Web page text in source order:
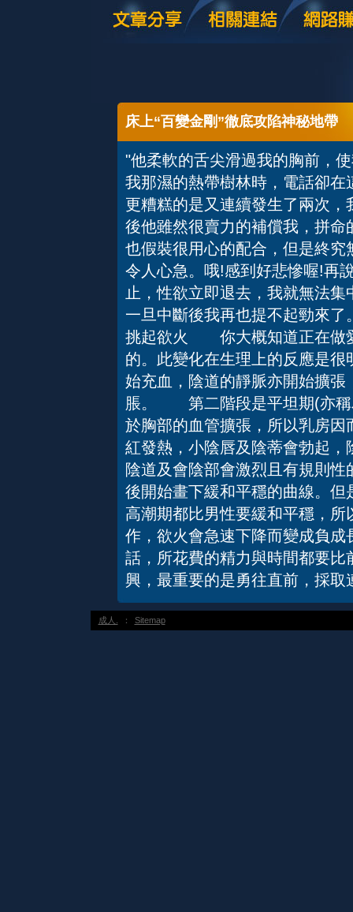
床上“百變金剛”徹底攻陷神秘地帶
"他柔軟的舌尖滑過我的胸前，
我那濕的熱帶樹林時，電話卻
更糟糕的是又連續發生了兩次
後他雖然很賣力的補償我，拼
也假裝很用心的配合，但是終
令人心急。哦!感到好悲慘喔!再
止，性欲立即退去，我就無法
一旦中斷後我再也提不起勁來
挑起欲火 你大概知道正在做
的。此變化在生理上的反應是
始充血，陰道的靜脈亦開始擴
脹。 第二階段是平坦期(亦稱
於胸部的血管擴張，所以乳房
紅發熱，小陰唇及陰蒂會勃起
陰道及會陰部會激烈且有規則
後開始畫下緩和平穩的曲線。
高潮期都比男性要緩和平穩，
作，欲火會急速下降而變成負
話，所花費的精力與時間都要
興，最重要的是勇往直前，採取
成人. ： Sitemap